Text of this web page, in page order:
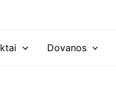
Dovanos